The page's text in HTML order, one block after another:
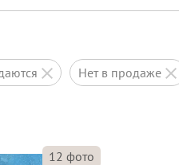
нет в продаже
12 фото